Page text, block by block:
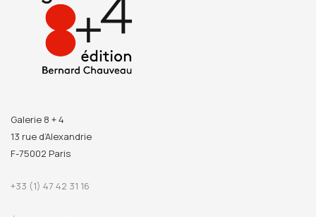
Galerie 8 + 4
13 rue d’Alexandrie
F-75002 Paris
+33 (1) 47 42 31 16